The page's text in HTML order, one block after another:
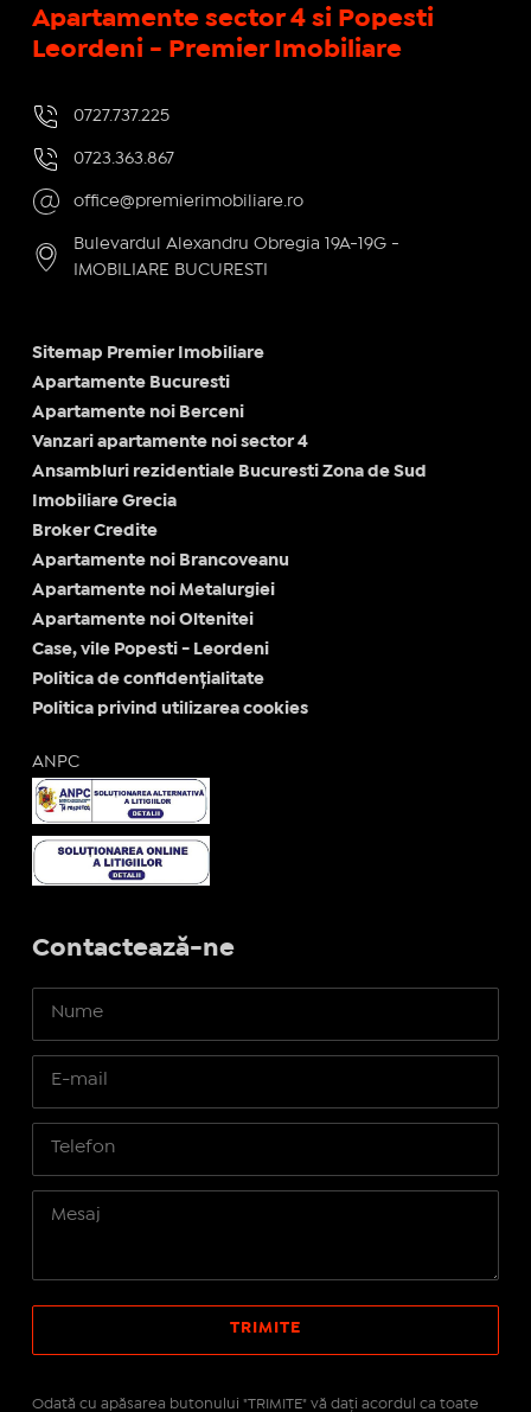
Apartamente sector 4 si Popesti
Leordeni - Premier Imobiliare
0727.737.225
0723.363.867
office@premierimobiliare.ro
Bulevardul Alexandru Obregia 19A-19G -
IMOBILIARE BUCURESTI
Sitemap Premier Imobiliare
Apartamente Bucuresti
Apartamente noi Berceni
Vanzari apartamente noi sector 4
Ansambluri rezidentiale Bucuresti Zona de Sud
Imobiliare Grecia
Broker Credite
Apartamente noi Brancoveanu
Apartamente noi Metalurgiei
Apartamente noi Oltenitei
Case, vile Popesti - Leordeni
Politica de confidențialitate
Politica privind utilizarea cookies
ANPC
Contactează-ne
Odată cu apăsarea butonului "TRIMITE" vă daţi acordul ca toate